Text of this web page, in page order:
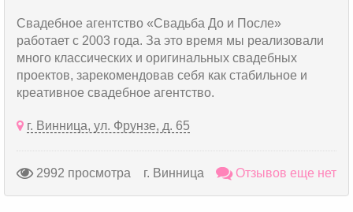
Свадебное агентство «Свадьба До и После»
работает с 2003 года. За это время мы реализовали
много классических и оригинальных свадебных
проектов, зарекомендовав себя как стабильное и
креативное свадебное агентство.
г. Винница, ул. Фрунзе, д. 65
2992 просмотра г. Винница Отзывов еще нет